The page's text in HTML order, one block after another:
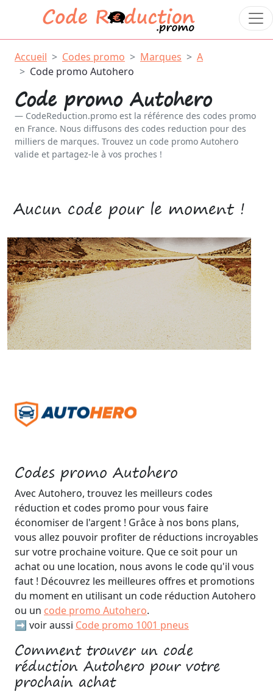
Accueil Codes promo Marques
A
Code promo Autohero
Code promo Autohero
CodeReduction.promo est la référence des codes promo
en France. Nous diffusons des codes reduction pour des
milliers de marques. Trouvez un code promo Autohero
valide et partagez-le à vos proches !
Codes promo Autohero
Avec Autohero, trouvez les meilleurs codes
réduction et codes promo pour vous faire
économiser de l'argent ! Grâce à nos bons plans,
vous allez pouvoir profiter de réductions incroyables
sur votre prochaine voiture. Que ce soit pour un
achat ou une location, nous avons le code qu'il vous
faut ! Découvrez les meilleures offres et promotions
du moment en utilisant un code réduction Autohero
ou un code promo Autohero.
➡️ voir aussi Code promo 1001 pneus
Comment trouver un code
réduction Autohero pour votre
prochain achat
Aucun code pour le moment !